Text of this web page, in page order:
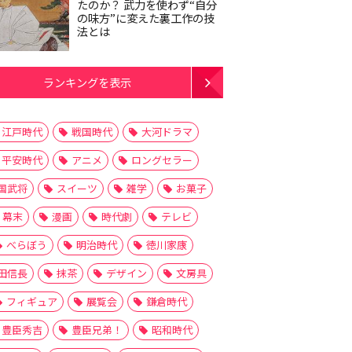
たのか？ 武力を使わず“自分
の味方”に変えた裏工作の技
法とは
ランキングを表示
江戸時代 戦国時代
大河ドラマ
平安時代
アニメ
ロングセラー
武将
スイーツ 雑学
お菓子
幕末
漫画 時代劇
テレビ
べらぼう
明治時代
徳川家康
信長
抹茶 デザイン
文房具
フィギュア
展覧会
鎌倉時代
豊臣秀吉
豊臣兄弟！
昭和時代